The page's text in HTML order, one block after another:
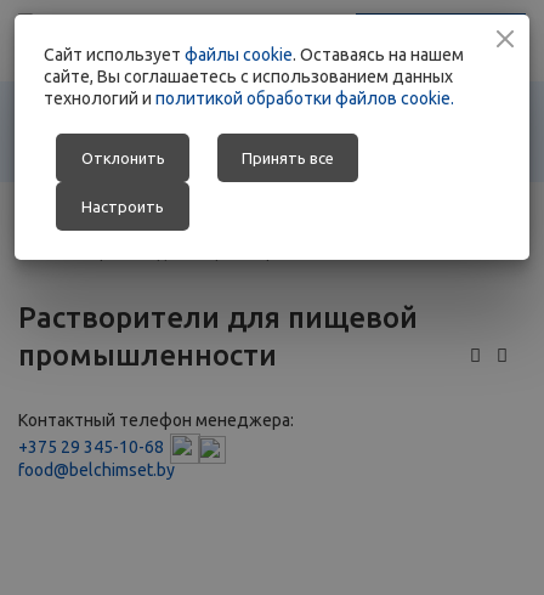
+375 29 692 01 76
Заказать звонок
Главная Каталог -
Растворители для пищевой
промышленности
Контактный телефон менеджера:
+375 29 345-10-68
food@belchimset.by
Cайт использует файлы cookie. Оставаясь на нашем
сайте, Вы соглашаетесь с использованием данных
технологий и политикой обработки файлов cookie.
Отклонить Принять все
Настроить